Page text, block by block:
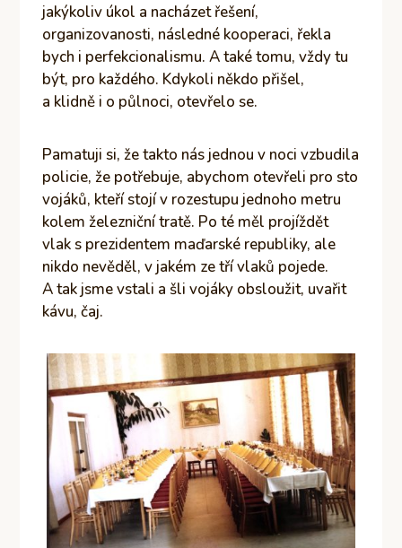
jakýkoliv úkol a nacházet řešení,
organizovanosti, následné kooperaci, řekla
bych i perfekcionalismu. A také tomu, vždy tu
být, pro každého. Kdykoli někdo přišel,
a klidně i o půlnoci, otevřelo se.
Pamatuji si, že takto nás jednou v noci vzbudila
policie, že potřebuje, abychom otevřeli pro sto
vojáků, kteří stojí v rozestupu jednoho metru
kolem železniční tratě. Po té měl projíždět
vlak s prezidentem maďarské republiky, ale
nikdo nevěděl, v jakém ze tří vlaků pojede.
A tak jsme vstali a šli vojáky obsloužit, uvařit
kávu, čaj.